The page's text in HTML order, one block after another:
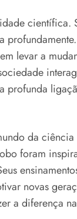
científica.
levar a
profunda
da
foram
novas
a diferença